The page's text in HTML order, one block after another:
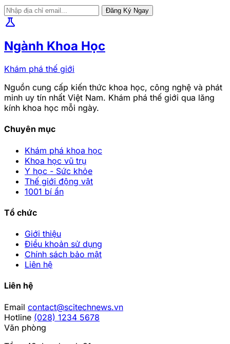
Đăng Ký Ngay
science
Ngành Khoa Học
Khám phá thế giới
Nguồn cung cấp kiến thức khoa học, công nghệ và phát
minh uy tín nhất Việt Nam. Khám phá thế giới qua lăng
kính khoa học mỗi ngày.
Chuyên mục
Khám phá khoa học
Khoa học vũ trụ
Y học - Sức khỏe
Thế giới động vật
1001 bí ẩn
Tổ chức
Giới thiệu
Điều khoản sử dụng
Chính sách bảo mật
Liên hệ
Liên hệ
Email contact@scitechnews.vn
Hotline (028) 1234 5678
Văn phòng